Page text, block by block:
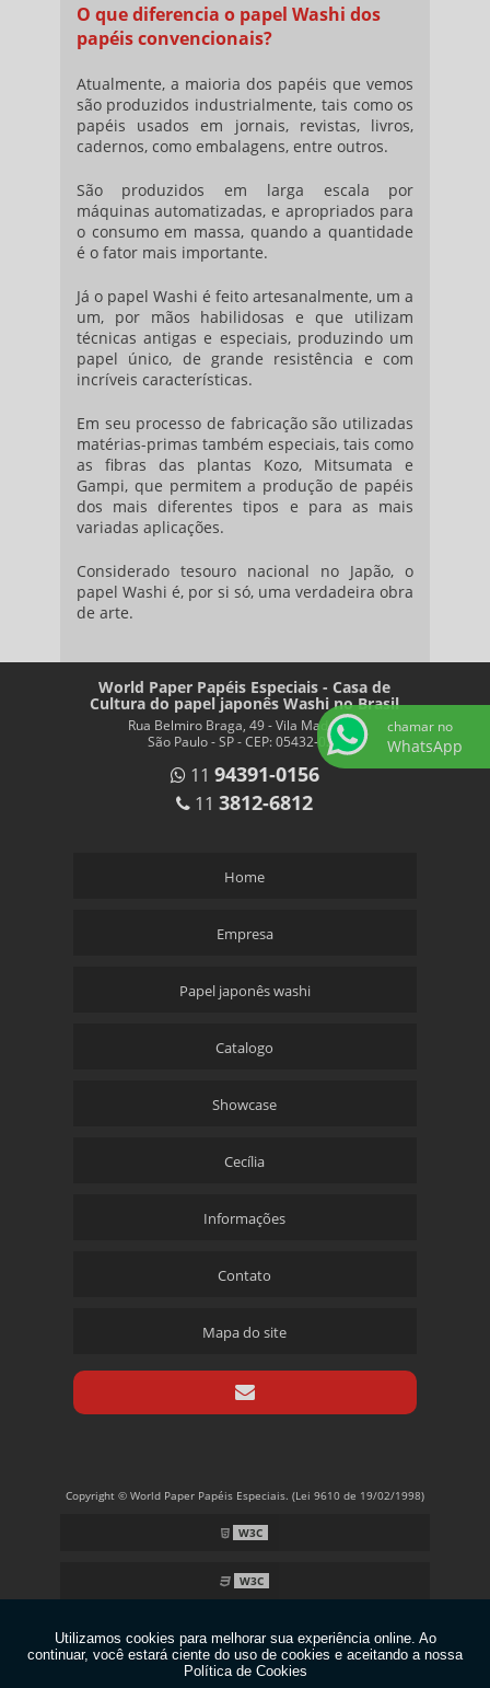
O que diferencia o papel Washi dos
papéis convencionais?
Atualmente, a maioria dos papéis que vemos
são produzidos industrialmente, tais como os
papéis usados em jornais, revistas, livros,
cadernos, como embalagens, entre outros.
São produzidos em larga escala por
máquinas automatizadas, e apropriados para
o consumo em massa, quando a quantidade
é o fator mais importante.
Já o papel Washi é feito artesanalmente, um a
um, por mãos habilidosas e que utilizam
técnicas antigas e especiais, produzindo um
papel único, de grande resistência e com
incríveis características.
Em seu processo de fabricação são utilizadas
matérias-primas também especiais, tais como
as fibras das plantas Kozo, Mitsumata e
Gampi, que permitem a produção de papéis
dos mais diferentes tipos e para as mais
variadas aplicações.
Considerado tesouro nacional no Japão, o
papel Washi é, por si só, uma verdadeira obra
de arte.
World Paper Papéis Especiais - Casa de
Cultura do papel japonês Washi no Brasil
Rua Belmiro Braga, 49 - Vila Madalena
São Paulo - SP - CEP: 05432-020
11 94391-0156
113812-6812
Home
Empresa
Papel japonês washi
Catalogo
Showcase
Cecília
Informações
Contato
Mapa do site
Copyright © World Paper Papéis Especiais. (Lei 9610 de 19/02/1998)
W3C
W3C
chamar no
WhatsApp